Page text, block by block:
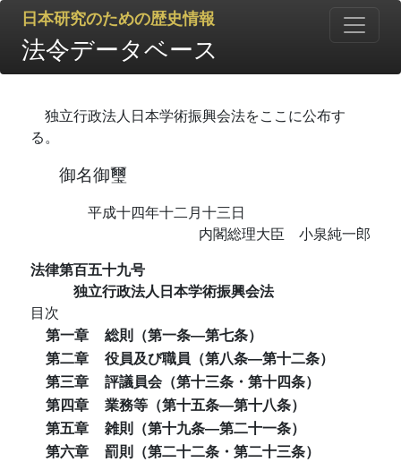
日本研究のための歴史情報
法令データベース
独立行政法人日本学術振興会法をここに公布す
る。
御名御璽
平成十四年十二月十三日
内閣総理大臣 小泉純一郎
法律第百五十九号
独立行政法人日本学術振興会法
目次
第一章
総則（第一条―第七条）
第二章
役員及び職員（第八条―第十二条）
第三章
評議員会（第十三条・第十四条）
第四章
業務等（第十五条―第十八条）
第五章
雑則（第十九条―第二十一条）
第六章
罰則（第二十二条・第二十三条）